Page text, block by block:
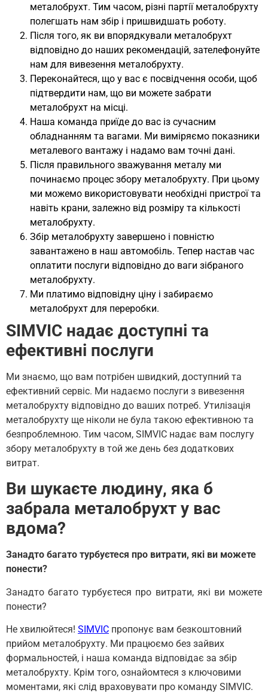
металобрухт. Тим часом, різні партії металобрухту
полегшать нам збір і пришвидшать роботу.
Після того, як ви впорядкували металобрухт
відповідно до наших рекомендацій, зателефонуйте
нам для вивезення металобрухту.
Переконайтеся, що у вас є посвідчення особи, щоб
підтвердити нам, що ви можете забрати
металобрухт на місці.
Наша команда приїде до вас із сучасним
обладнанням та вагами. Ми виміряємо показники
металевого вантажу і надамо вам точні дані.
Після правильного зважування металу ми
починаємо процес збору металобрухту. При цьому
ми можемо використовувати необхідні пристрої та
навіть крани, залежно від розміру та кількості
металобрухту.
Збір металобрухту завершено і повністю
завантажено в наш автомобіль. Тепер настав час
оплатити послуги відповідно до ваги зібраного
металобрухту.
Ми платимо відповідну ціну і забираємо
металобрухт для переробки.
SIMVIC надає доступні та
ефективні послуги
Ми знаємо, що вам потрібен швидкий, доступний та
ефективний сервіс. Ми надаємо послуги з вивезення
металобрухту відповідно до ваших потреб. Утилізація
металобрухту ще ніколи не була такою ефективною та
безпроблемною. Тим часом, SIMVIC надає вам послугу
збору металобрухту в той же день без додаткових
витрат.
Ви шукаєте людину, яка б
забрала металобрухт у вас
вдома?
Занадто багато турбуєтеся про витрати, які ви можете
понести?
Занадто багато турбуєтеся про витрати, які ви можете
понести?
Не хвилюйтеся! SIMVIC пропонує вам безкоштовний
прийом металобрухту. Ми працюємо без зайвих
формальностей, і наша команда відповідає за збір
металобрухту. Крім того, ознайомтеся з ключовими
моментами, які слід враховувати про команду SIMVIC.